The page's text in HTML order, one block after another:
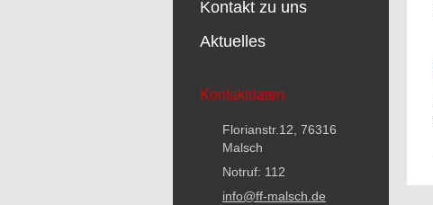
Kontakt zu uns
Aktuelles
Kontaktdaten
Florianstr.12, 76316
Malsch
Notruf: 112
info@ff-malsch.de